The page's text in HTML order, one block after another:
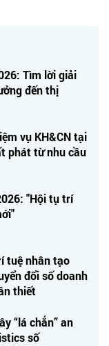
Tìm lời giải
đến thị
vụ KH&CN tại
phát từ nhu cầu
"Hội tụ trí
tuệ nhân tạo
đổi số doanh
thiết
“lá chắn” an
số